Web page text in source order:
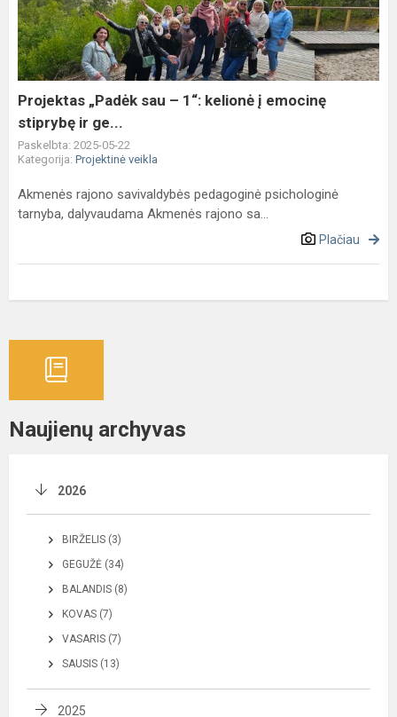
–
1“:
kelionė
į
emocinę
stiprybę
ir
ge...
Projektas „Padėk sau – 1“: kelionė į emocinę
stiprybę ir ge...
Paskelbta: 2025-05-22
Kategorija: Projektinė veikla
Akmenės rajono savivaldybės pedagoginė psichologinė
tarnyba, dalyvaudama Akmenės rajono sa...
Plačiau
Naujienų archyvas
2026
BIRŽELIS (3)
GEGUŽĖ (34)
BALANDIS (8)
KOVAS (7)
VASARIS (7)
SAUSIS (13)
2025